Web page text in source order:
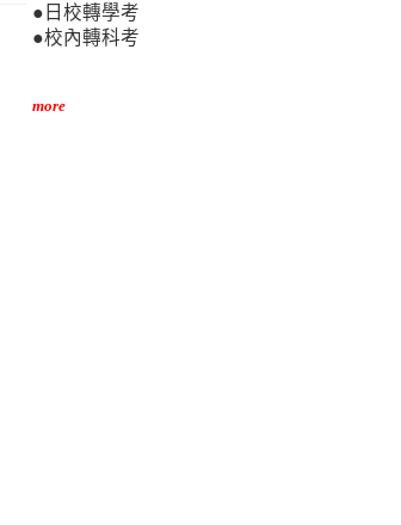
●日校轉學考
●校內轉科考
more